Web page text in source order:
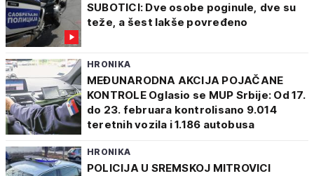
SUBOTICI: Dve osobe poginule, dve su
teže, a šest lakše povređeno
HRONIKA
MEĐUNARODNA AKCIJA POJAČANE
KONTROLE Oglasio se MUP Srbije: Od 17.
do 23. februara kontrolisano 9.014
teretnih vozila i 1.186 autobusa
HRONIKA
POLICIJA U SREMSKOJ MITROVICI